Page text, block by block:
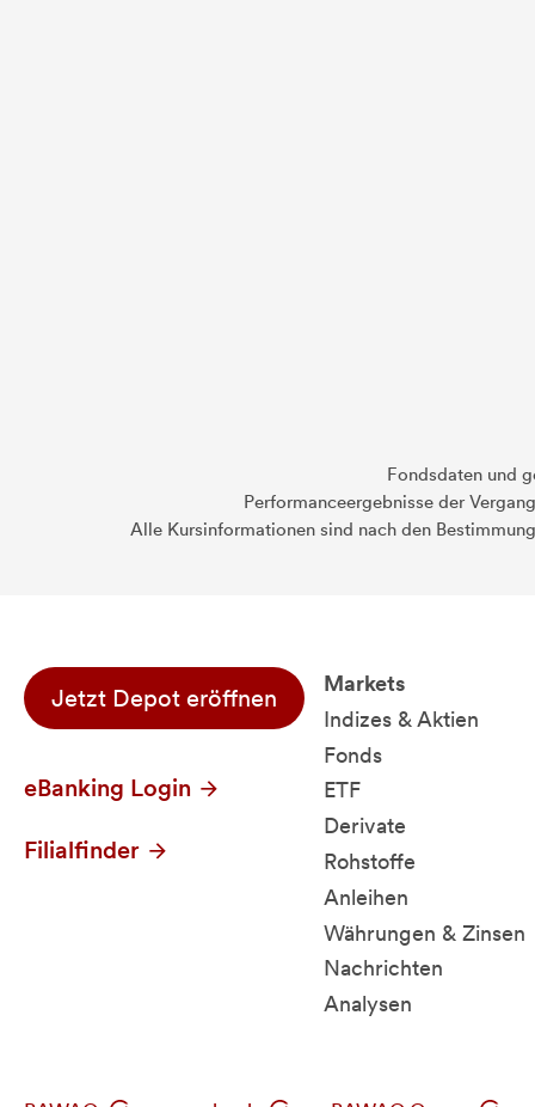
Fondsdaten und
Performanceergebnisse der
Alle Kursinformationen sind nach den
Jetzt Depot eröffnen
eBanking Login
Filialfinder
Markets
Indizes & Aktien
Fonds
ETF
Derivate
Rohstoffe
Anleihen
Währungen & Zinsen
Nachrichten
Analysen